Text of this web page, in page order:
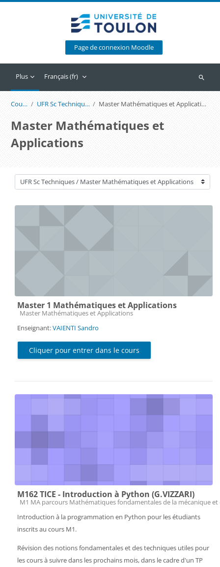
Page de connexion Moodle
Plus Français ‎(fr)‎
Cours UFR Sc Techniques Master Mathématiques et Applications
Master Mathématiques et
Applications
Catégories de cours
Master 1 Mathématiques et Applications
Catégorie de cours
Master Mathématiques et Applications
Enseignant:VAIENTI Sandro
Cliquer pour entrer dans le cours
M162 TICE - Introduction à Python (G.VIZZARI)
Catégorie de cours
M1 MA parcours Mathématiques fondamentales de la mécanique
Introduction à la programmation en Python pour les étudiants
inscrits au cours M1.
Révision des notions fondamentales et des techniques utiles pour
les cours à suivre dans les prochains mois, dans le cadre d'un TP